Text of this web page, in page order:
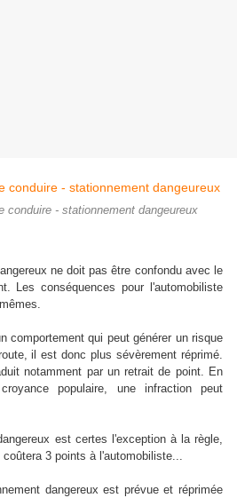
conduire - stationnement dangeureux
ne doit pas être confondu avec le
Les conséquences pour l'automobiliste
comportement qui peut générer un risque
il est donc plus sévèrement réprimé.
notamment par un retrait de point. En
populaire, une infraction peut
est certes l'exception à la règle,
3 points à l'automobiliste...
dangereux est prévue et réprimée